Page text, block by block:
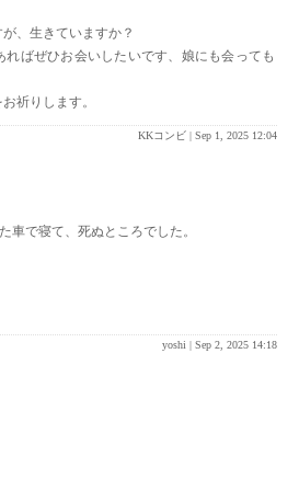
、生きていますか？
ればぜひお会いしたいです、娘にも会っても
祈りします。
KKコンビ | Sep 1, 2025 12:04
車で寝て、死ぬところでした。
yoshi | Sep 2, 2025 14:18